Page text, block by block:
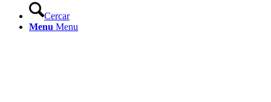
Cercar
Menu Menu